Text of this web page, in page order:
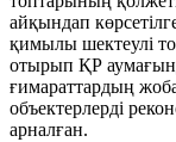
айқындап
қимылы шектеулі
отырып ҚР
ғимараттардың
объектерлерді
арналған.